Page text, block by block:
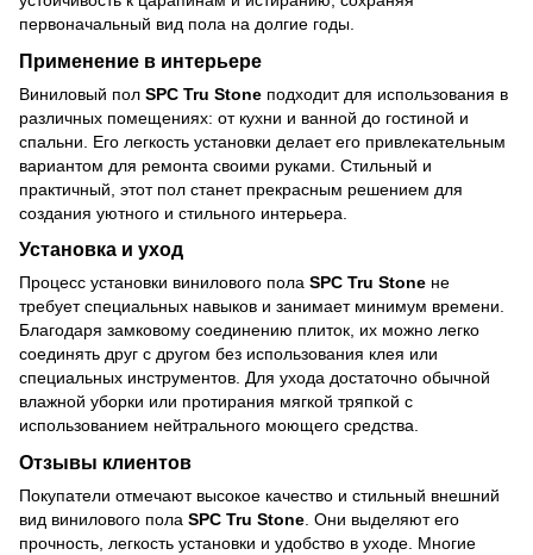
первоначальный вид пола на долгие годы.
Применение в интерьере
Виниловый пол SPC Tru Stone подходит для использования в
различных помещениях: от кухни и ванной до гостиной и
спальни. Его легкость установки делает его привлекательным
вариантом для ремонта своими руками. Стильный и
практичный, этот пол станет прекрасным решением для
создания уютного и стильного интерьера.
Установка и уход
Процесс установки винилового пола SPC Tru Stone не
требует специальных навыков и занимает минимум времени.
Благодаря замковому соединению плиток, их можно легко
соединять друг с другом без использования клея или
специальных инструментов. Для ухода достаточно обычной
влажной уборки или протирания мягкой тряпкой с
использованием нейтрального моющего средства.
Отзывы клиентов
Покупатели отмечают высокое качество и стильный внешний
вид винилового пола SPC Tru Stone . Они выделяют его
прочность, легкость установки и удобство в уходе. Многие